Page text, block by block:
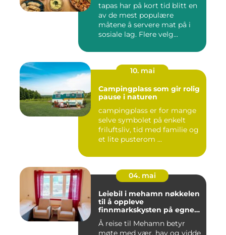
tapas har på kort tid blitt en
av de mest populære
måtene å servere mat på i
sosiale lag. Flere velg...
10. mai
Campingplass som gir rolig
pause i naturen
campingplass er for mange
selve symbolet på enkelt
friluftsliv, tid med familie og
et lite pusterom ...
04. mai
Leiebil i mehamn nøkkelen
til å oppleve
finnmarkskysten på egne
premisser
Å reise til Mehamn betyr
møte med vær, hav og vidde